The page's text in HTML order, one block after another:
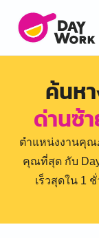
ค้นห
ด่านซ้
ตำแหน่งงานคุ
คุณที่สุด กับ
เร็วสุดใน 1